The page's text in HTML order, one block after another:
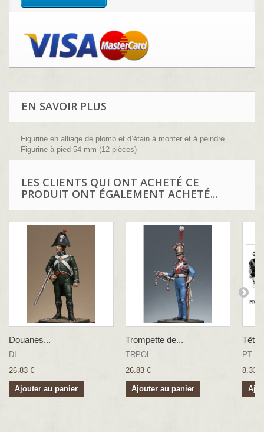
EN SAVOIR PLUS
Figurine en alliage de plomb et d’étain à monter et à peindre.
Figurine à pied 54 mm (12 pièces)
LES CLIENTS QUI ONT ACHETÉ CE
PRODUIT ONT ÉGALEMENT ACHETÉ...
Douanes...
DI
26.83 €
Ajouter au panier
Trompette de...
TRPOL
26.83 €
Ajouter au panier
PT 06
8.33 €